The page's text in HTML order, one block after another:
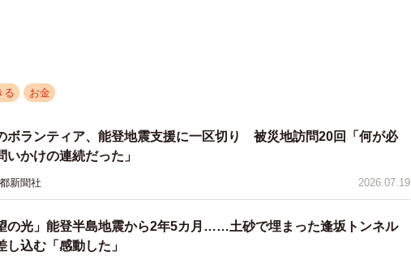
2、3のところに調べてもらったんですけど、構造がダメになってい
て、何百本ある杭を1本1本折れていないか調べないと修繕できるか
かかると言われたんですよ。志賀の郷店には80人くらい従業員がい
ら一旦辞めてもらわないといけない。2年後に来てくださいと言って
事の間、地元の人がどこで買い物をすればいいんだという問題もあ
る お金
ボランティア、能登地震支援に一区切り 被災地訪問20回「何が必
いかけの連続だった」
新聞社 2026.07.19
の光」能登半島地震から2年5カ月……土砂で埋まった逢坂トンネル
し込む「感動した」